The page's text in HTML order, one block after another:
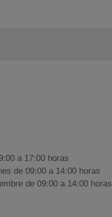
a 17:00 horas
de 09:00 a 14:00 horas
de 09:00 a 14:00 horas